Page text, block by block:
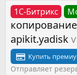
1С-Битрикс
apikit.yadisk
Купить
Отправляет